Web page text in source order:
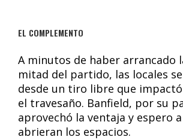
EL COMPLEMENTO
A minutos de haber arrancado
mitad del partido, las locales
desde un tiro libre que
el travesaño. Banfield, por su
aprovechó la ventaja y espero
abrieran los espacios.